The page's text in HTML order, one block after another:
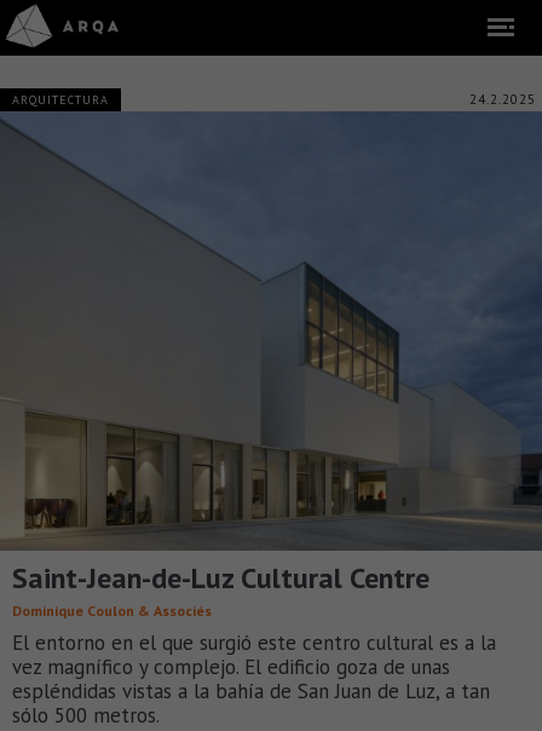
ARQUITECTURA 24.2.2025
Saint-Jean-de-Luz Cultural Centre
Dominique Coulon & Associés
El entorno en el que surgió este centro cultural es a la
vez magnífico y complejo. El edificio goza de unas
espléndidas vistas a la bahía de San Juan de Luz, a tan
sólo 500 metros.